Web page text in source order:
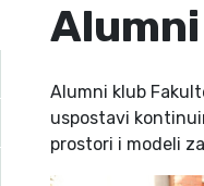
Alumni klub
uspostavi
prostori i modeli